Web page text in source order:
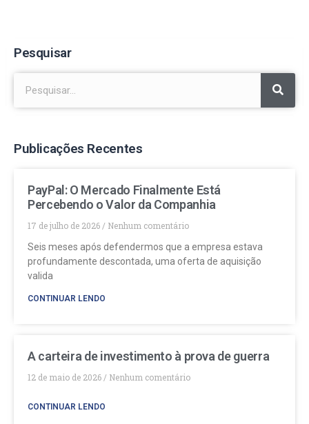
Pesquisar
Publicações Recentes
PayPal: O Mercado Finalmente Está
Percebendo o Valor da Companhia
17 de julho de 2026
Nenhum comentário
Seis meses após defendermos que a empresa estava
profundamente descontada, uma oferta de aquisição
valida
CONTINUAR LENDO
A carteira de investimento à prova de guerra
12 de maio de 2026 Nenhum comentário
CONTINUAR LENDO